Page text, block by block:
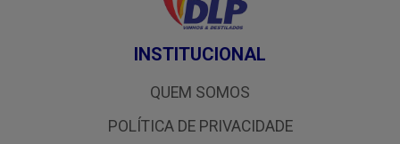
INSTITUCIONAL
QUEM SOMOS
POLÍTICA DE PRIVACIDADE